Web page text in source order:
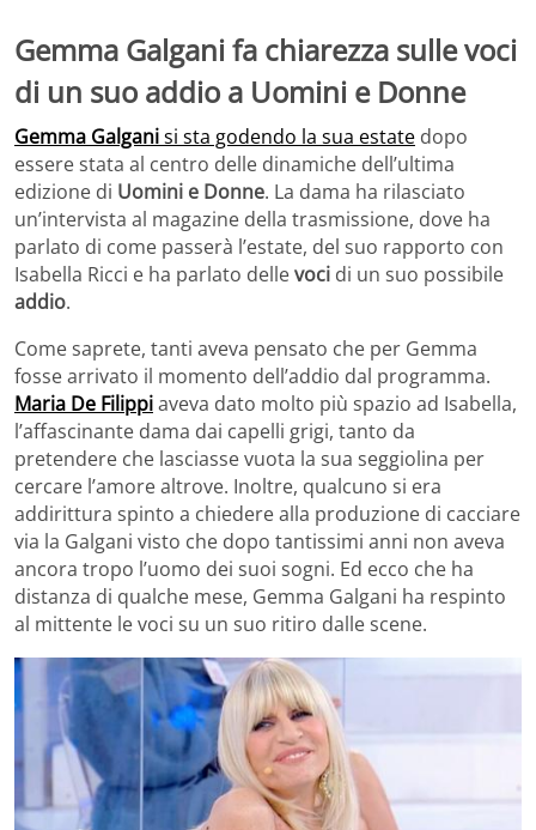
Gemma Galgani fa chiarezza sulle voci
di un suo addio a Uomini e Donne
Gemma Galganisi sta godendo la sua estate dopo
essere stata al centro delle dinamiche dell’ultima
edizione di Uomini e Donne. La dama ha rilasciato
un’intervista al magazine della trasmissione, dove ha
parlato di come passerà l’estate, del suo rapporto con
Isabella Ricci e ha parlato dellevoci di un suo possibile
addio.
Come saprete, tanti aveva pensato che per Gemma
fosse arrivato il momento dell’addio dal programma.
Maria De Filippiaveva dato molto più spazio ad Isabella,
l’affascinante dama dai capelli grigi, tanto da
pretendere che lasciasse vuota la sua seggiolina per
cercare l’amore altrove. Inoltre, qualcuno si era
addirittura spinto a chiedere alla produzione di cacciare
via la Galgani visto che dopo tantissimi anni non aveva
ancora tropo l’uomo dei suoi sogni. Ed ecco che ha
distanza di qualche mese, Gemma Galgani ha respinto
al mittente le voci su un suo ritiro dalle scene.